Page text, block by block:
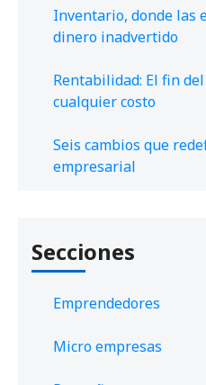
Inventario, donde las
dinero inadvertido
Rentabilidad: El fin
cualquier costo
Seis cambios que
empresarial
Secciones
Emprendedores
Micro empresas